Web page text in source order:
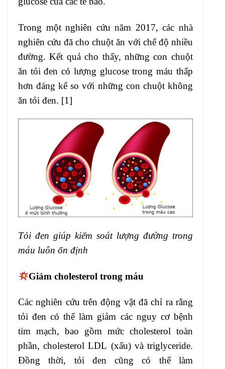
Trong một nghiên cứu năm 2017, các nhà
nghiên cứu đã cho chuột ăn với chế độ nhiều
đường. Kết quả cho thấy, những con chuột
ăn tỏi đen có lượng glucose trong máu thấp
hơn đáng kể so với những con chuột không
ăn tỏi đen. [1]
Tỏi đen giúp kiểm soát lượng đường trong
máu luôn ổn định
Giảm cholesterol trong máu
Các nghiên cứu trên động vật đã chỉ ra rằng
tỏi đen có thể làm giảm các nguy cơ bệnh
tim mạch, bao gồm mức cholesterol toàn
phần, cholesterol LDL (xấu) và triglyceride.
Đồng thời, tỏi đen cũng có thể làm